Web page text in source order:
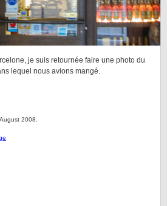
je suis retournée faire une photo du
lequel nous avions mangé.
2008.